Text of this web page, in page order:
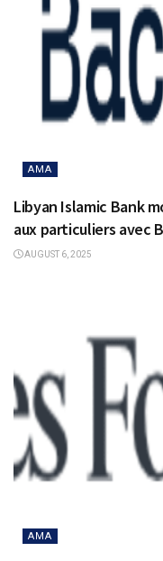
AMA
Libyan Islamic Bank
aux particuliers avec
AUGUST 6, 2025
AMA